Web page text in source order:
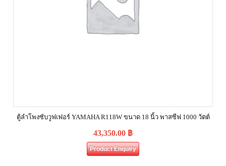
ตู้ลำโพงซับวูฟเฟอร์ YAMAHA R118W ขนาด 18 นิ้ว พาสซีฟ 1000 วัตต์
43,350.00 ฿
Product Enquiry